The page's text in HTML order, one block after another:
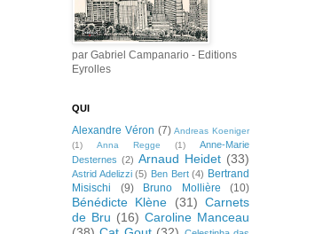
par Gabriel Campanario - Editions
Eyrolles
QUI
Alexandre Véron (7) Andreas Koeniger
(1)
Anna Regge (1)
Anne-Marie
Desternes (2) Arnaud Heidet (33)
Astrid Adelizzi (5) Ben Bert (4) Bertrand
Misischi
(9) Bruno Mollière (10)
Bénédicte Klène (31) Carnets
de Bru (16) Caroline Manceau